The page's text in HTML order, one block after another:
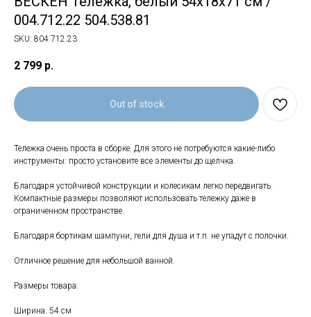
004.712.22 504.538.81
SKU: 804.712.23
2 799 р.
Out of stock
Тележка очень проста в сборке. Для этого не потребуются какие-либо
инструменты: просто установите все элементы до щелчка.
Благодаря устойчивой конструкции и колесикам легко передвигать.
Компактные размеры позволяют использовать тележку даже в
ограниченном пространстве.
Благодаря бортикам шампуни, гели для душа и т.п. не упадут с полочки.
Отличное решение для небольшой ванной.
Размеры товара:
Ширина: 54 см
График работы:
без обеда и выходных
+7 (903) 969-57-59
Контакты
Свяжитесь с нами